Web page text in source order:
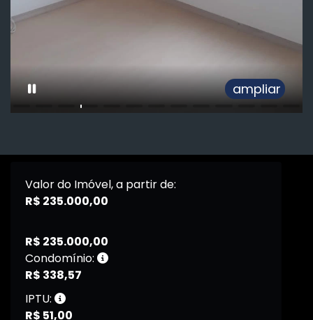
ampliar
Valor do Imóvel, a partir de:
R$ 235.000,00
R$ 235.000,00
Condomínio:
R$ 338,57
IPTU:
R$ 51,00